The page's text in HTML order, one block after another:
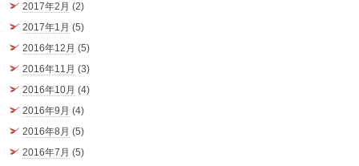
2017年2月 (2)
2017年1月 (5)
2016年12月 (5)
2016年11月 (3)
2016年10月 (4)
2016年9月 (4)
2016年8月 (5)
2016年7月 (5)